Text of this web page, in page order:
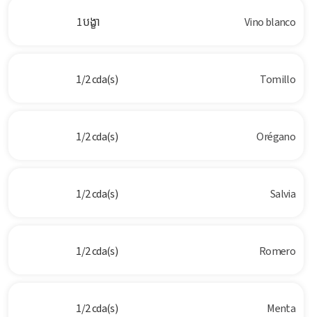
1 បង្ខា Vino blanco
1/2 cda(s) Tomillo
1/2 cda(s) Orégano
1/2 cda(s) Salvia
1/2 cda(s) Romero
1/2 cda(s) Menta